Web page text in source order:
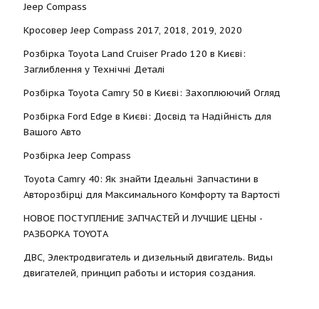
Jeep Compass
Кросовер Jeep Compass 2017, 2018, 2019, 2020
Розбірка Toyota Land Cruiser Prado 120 в Києві:
Заглиблення у Технічні Деталі
Розбірка Toyota Camry 50 в Києві: Захоплюючий Огляд
Розбірка Ford Edge в Києві: Досвід та Надійність для
Вашого Авто
Розбірка Jeep Compass
Toyota Camry 40: Як знайти Ідеальні Запчастини в
Авторозбірці для Максимального Комфорту та Вартості
НОВОЕ ПОСТУПЛЕНИЕ ЗАПЧАСТЕЙ И ЛУЧШИЕ ЦЕНЫ -
РАЗБОРКА TOYOTА
ДВС, Электродвигатель и дизельный двигатель. Виды
двигателей, принцип работы и история создания.